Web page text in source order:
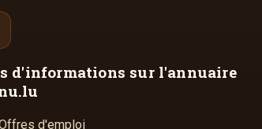
d'informations sur l'annuaire
d'emploi